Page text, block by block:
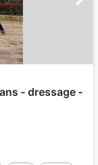
- dressage -